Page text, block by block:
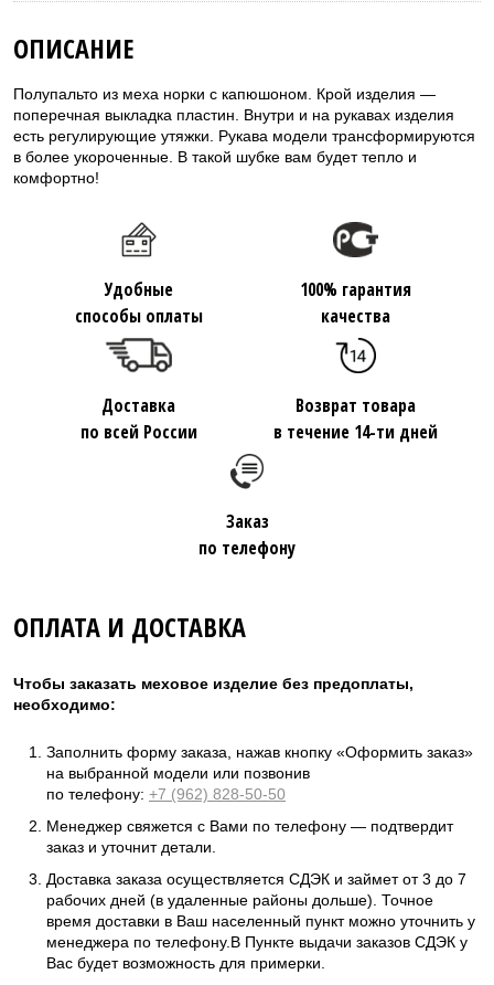
0 ₽
ОПИСАНИЕ
Полупальто из меха норки с капюшоном. Крой изделия —
поперечная выкладка пластин. Внутри и на рукавах изделия
есть регулирующие утяжки. Рукава модели трансформируются
в более укороченные. В такой шубке вам будет тепло и
комфортно!
Удобные
способы оплаты
100% гарантия
качества
Доставка
по всей России
Возврат товара
в течение 14-ти дней
Заказ
по телефону
ОПЛАТА И ДОСТАВКА
Чтобы заказать меховое изделие без предоплаты,
необходимо:
Заполнить форму заказа, нажав кнопку «Оформить заказ»
на выбранной модели или позвонив
по телефону: +7 (962) 828-50-50
Менеджер свяжется с Вами по телефону — подтвердит
заказ и уточнит детали.
Доставка заказа осуществляется СДЭК и займет от 3 до 7
рабочих дней (в удаленные районы дольше). Точное
время доставки в Ваш населенный пункт можно уточнить у
менеджера по телефону.В Пункте выдачи заказов СДЭК у
Вас будет возможность для примерки.